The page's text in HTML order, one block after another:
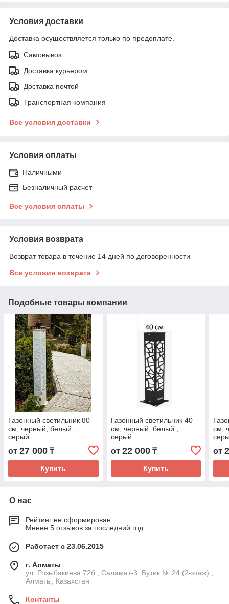
Условия доставки
Доставка осуществляется только по предоплате.
Самовывоз
Доставка курьером
Доставка почтой
Транспортная компания
Все условия доставки
Условия оплаты
Наличными
Безналичный расчет
Все условия оплаты
Условия возврата
Возврат товара в течение 14 дней по договоренности
Все условия возврата
Подобные товары компании
Газонный светильник 80
cм, черный, белый ,
серый
от 27 000 ₸
Купить
Газонный светильник 40
cм, черный, белый ,
серый
от 22 000₸
Купить
cм,
от
О нас
Рейтинг не сформирован
Менее 5 отзывов за последний год
Работает с 23.06.2015
г. Алматы
ул. Розыбакиева 72б , Саламат-3, Бутик № 24 (2-этаж) ,
Алматы, Казахстан
Контакты